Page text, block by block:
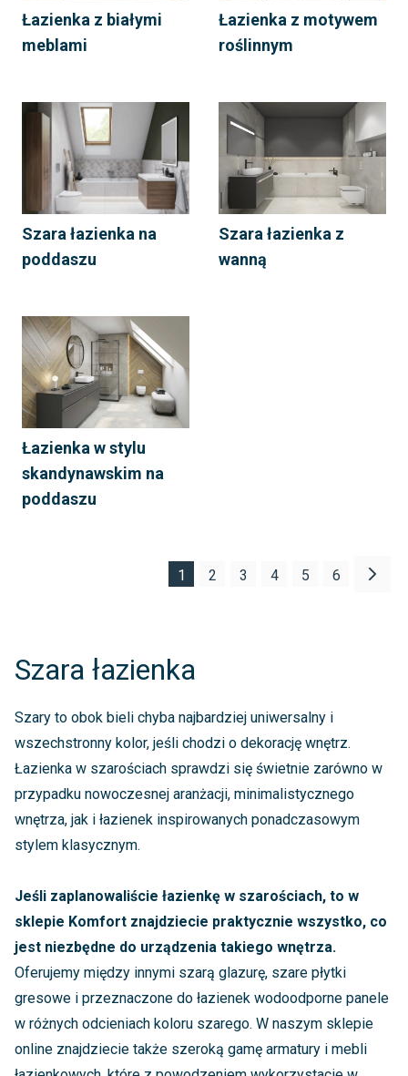
Łazienka z białymi
meblami
Łazienka z motywem
roślinnym
Szara łazienka na
poddaszu
Szara łazienka z
wanną
Łazienka w stylu
skandynawskim na
poddaszu
1 2 3 4 5 6
Szara łazienka
Szary to obok bieli chyba najbardziej uniwersalny i
wszechstronny kolor, jeśli chodzi o dekorację wnętrz.
Łazienka w szarościach sprawdzi się świetnie zarówno w
przypadku nowoczesnej aranżacji, minimalistycznego
wnętrza, jak i łazienek inspirowanych ponadczasowym
stylem klasycznym.
Jeśli zaplanowaliście łazienkę w szarościach, to w
sklepie Komfort znajdziecie praktycznie wszystko, co
jest niezbędne do urządzenia takiego wnętrza.
Oferujemy między innymi szarą glazurę, szare płytki
gresowe i przeznaczone do łazienek wodoodporne panele
w różnych odcieniach koloru szarego. W naszym sklepie
online znajdziecie także szeroką gamę armatury i mebli